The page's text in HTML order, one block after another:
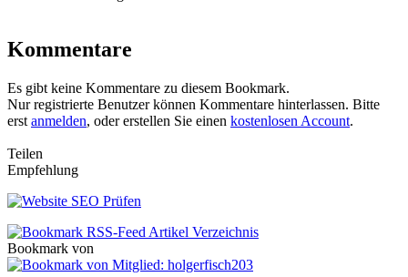
Kommentare
Es gibt keine Kommentare zu diesem Bookmark.
Nur registrierte Benutzer können Kommentare hinterlassen. Bitte
erst anmelden, oder erstellen Sie einen kostenlosen Account.
Teilen
Empfehlung
Bookmark von